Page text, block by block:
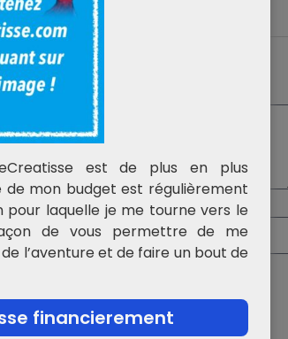
avec*
est de plus en plus
mon budget est régulièrement
pour laquelle je me tourne vers le
de vous permettre de me
l’aventure et de faire un bout de
financierement